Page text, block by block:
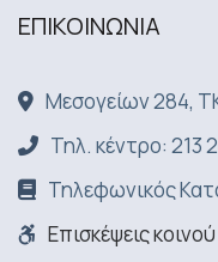
ΕΠΙΚΟΙΝΩΝΙA
Μεσογείων 284,
Τηλ. κέντρο: 213
Τηλεφωνικός
Επισκέψεις